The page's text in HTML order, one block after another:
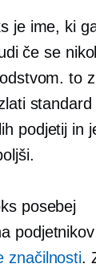
je ime, ki
če se
to
standard
podjetij in
posebej
značilnosti.